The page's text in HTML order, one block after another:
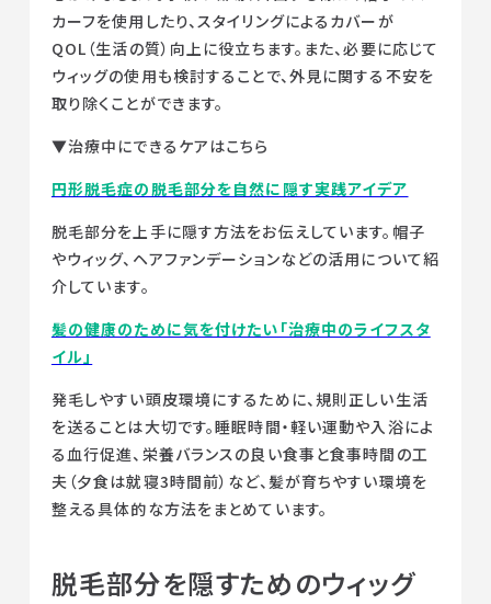
カーフを使用したり、スタイリングによるカバーが
QOL（生活の質）向上に役立ちます。また、必要に応じて
ウィッグの使用も検討することで、外見に関する不安を
取り除くことができます。
▼治療中にできるケアはこちら
円形脱毛症の脱毛部分を自然に隠す実践アイデア
脱毛部分を上手に隠す方法をお伝えしています。帽子
やウィッグ、ヘアファンデーションなどの活用について紹
介しています。
髪の健康のために気を付けたい「治療中のライフスタ
イル」
発毛しやすい頭皮環境にするために、規則正しい生活
を送ることは大切です。睡眠時間・軽い運動や入浴によ
る血行促進、栄養バランスの良い食事と食事時間の工
夫（夕食は就寝3時間前）など、髪が育ちやすい環境を
整える具体的な方法をまとめています。
脱毛部分を隠すためのウィッグ